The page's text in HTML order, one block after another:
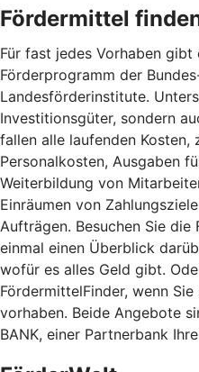
Fördermittel
Für fast jedes Vorhaben gibt
Förderprogramm der
Landesförderinstitute.
Investitionsgüter, sondern
fallen alle laufenden Kosten,
Personalkosten, Ausgaben
Weiterbildung von
Einräumen von
Aufträgen. Besuchen Sie die
einmal einen Überblick
wofür es alles Geld gibt.
FördermittelFinder, wenn
vorhaben. Beide Angebote
BANK, einer Partnerbank